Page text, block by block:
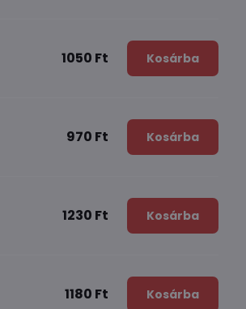
1050 Ft Kosárba
970 Ft Kosárba
1230 Ft Kosárba
1180 Ft Kosárba